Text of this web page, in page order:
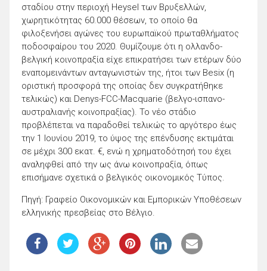
σταδίου στην περιοχή Heysel των Βρυξελλών,
χωρητικότητας 60.000 θέσεων, το οποίο θα
φιλοξενήσει αγώνες του ευρωπαϊκού πρωταθλήματος
ποδοσφαίρου του 2020. Θυμίζουμε ότι η ολλανδο-
βελγική κοινοπραξία είχε επικρατήσει των ετέρων δύο
εναπομεινάντων ανταγωνιστών της, ήτοι των Besix (η
οριστική προσφορά της οποίας δεν συγκρατήθηκε
τελικώς) και Denys-FCC-Macquarie (βελγο-ισπανο-
αυστραλιανής κοινοπραξίας). Το νέο στάδιο
προβλέπεται να παραδοθεί τελικώς το αργότερο έως
την 1 Ιουνίου 2019, το ύψος της επένδυσης εκτιμάται
σε μέχρι 300 εκατ. €, ενώ η χρηματοδότησή του έχει
αναληφθεί από την ως άνω κοινοπραξία, όπως
επισήμανε σχετικά ο βελγικός οικονομικός Τύπος.
Πηγή: Γραφείο Οικονομικών και Εμπορικών Υποθέσεων
ελληνικής πρεσβείας στο Βέλγιο.